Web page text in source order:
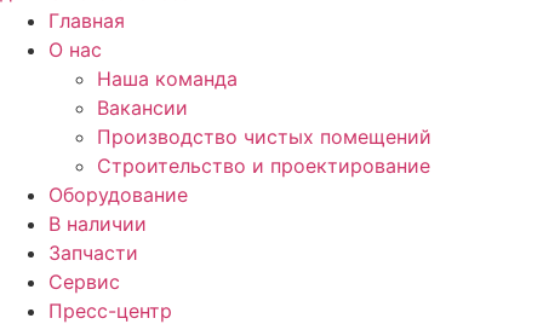
Главная
О нас
Наша команда
Вакансии
Производство чистых помещений
Строительство и проектирование
Оборудование
В наличии
Запчасти
Сервис
Пресс-центр